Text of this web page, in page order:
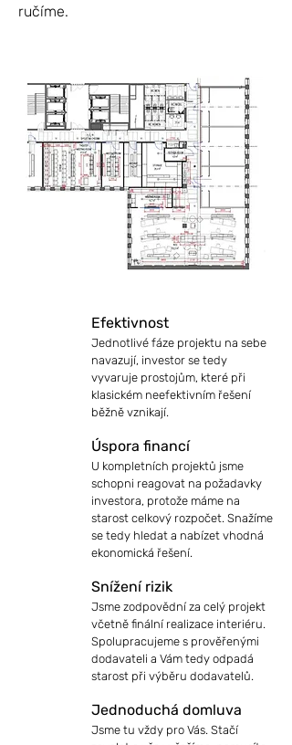
ručíme.
Efektivnost
Jednotlivé fáze projektu na sebe
navazují, investor se tedy
vyvaruje prostojům, které při
klasickém neefektivním řešení
běžně vznikají.
Úspora financí
U kompletních projektů jsme
schopni reagovat na požadavky
investora, protože máme na
starost celkový rozpočet. Snažíme
se tedy hledat a nabízet vhodná
ekonomická řešení.
Snížení rizik
Jsme zodpovědní za celý projekt
včetně finální realizace interiéru.
Spolupracujeme s prověřenými
dodavateli a Vám tedy odpadá
starost při výběru dodavatelů.
Jednoduchá domluva
Jsme tu vždy pro Vás. Stačí